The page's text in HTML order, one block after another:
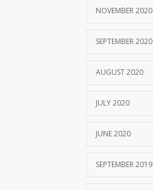
NOVEMBER 2020
SEPTEMBER 2020
AUGUST 2020
JULY 2020
JUNE 2020
SEPTEMBER 2019